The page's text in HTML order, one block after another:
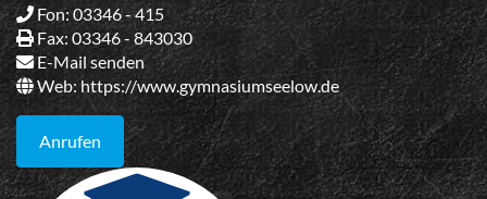
Fon: 03346 - 415
Fax: 03346 - 843030
E-Mail senden
Web:https://www.gymnasiumseelow.de
Anrufen